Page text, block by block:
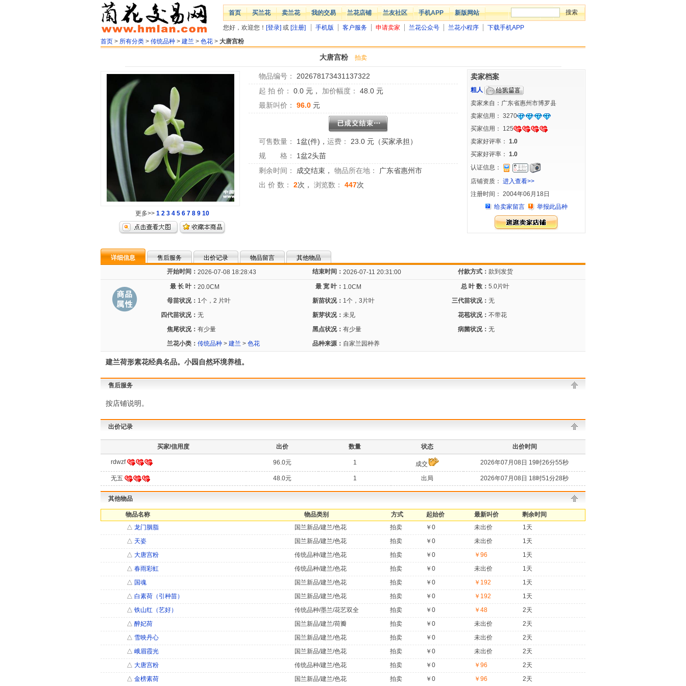
首页 买兰花 卖兰花 我的交易 兰花店铺 兰友社区 手机APP 新版网站
您好，欢迎您！ [登录] 或 [注册] 手机版 客户服务 申请卖家 兰花公众号 兰花小程序
下载手机APP
首页 > 所有分类 > 传统品种 > 建兰 > 色花 > 大唐宫粉
大唐宫粉 拍卖
更多>> 1 2 3 4 5 6 7 8 9 10
物品编号：
202678173431137322
起 拍 价：
0.0 元， 加价幅度： 48.0 元
最新叫价：
96.0 元
可售数量： 1盆(件) ， 运费：
23.0 元（买家承担）
规 格：
1盆2头苗
剩余时间：
成交结束 ， 物品所在地：
广东省惠州市
出 价 数：
2次， 浏览数： 447次
卖家档案
粗人
卖家来自：广东省惠州市博罗县
卖家信用： 3270
买家信用： 125
卖家好评率： 1.0
买家好评率： 1.0
认证信息：
店铺资质： 进入查看>>
注册时间： 2004年06月18日
给卖家留言
举报此品种
详细信息 售后服务 出价记录 物品留言
其他物品
开始时间： 2026-07-08 18:28:43 结束时间： 2026-07-11 20:31:00 付款方式： 款到发货
最 长 叶： 20.0CM 最 宽 叶： 1.0CM 总 叶 数： 5.0片叶
母苗状况： 1个，2 片叶 新苗状况： 1个，3片叶 三代苗状况： 无
四代苗状况： 无 新芽状况： 未见 花苞状况： 不带花
焦尾状况： 有少量 黑点状况： 有少量 病菌状况： 无
兰花小类： 传统品种 > 建兰 > 色花 品种来源： 自家兰园种养
建兰荷形素花经典名品。小园自然环境养植。
售后服务
按店铺说明。
出价记录
买家/信用度 出价 数量 状态 出价时间
rdwzf 96.0元 1 成交 2026年07月08日 19时26分55秒
无五 48.0元 1 出局 2026年07月08日 18时51分28秒
其他物品
物品名称 物品类别 方式 起始价 最新叫价
剩余时间
△ 龙门胭脂 国兰新品/建兰/色花 拍卖 ￥0 未出价
1天
△ 天姿 国兰新品/建兰/色花 拍卖 ￥0 未出价
1天
△ 大唐宫粉 传统品种/建兰/色花 拍卖 ￥0 ￥96
1天
△ 春雨彩虹 传统品种/建兰/色花 拍卖 ￥0 未出价
1天
△ 国魂 国兰新品/建兰/色花 拍卖 ￥0 ￥192
1天
△ 白素荷（引种苗） 国兰新品/建兰/色花 拍卖 ￥0 ￥192
1天
△ 铁山红（艺好） 传统品种/墨兰/花艺双全 拍卖 ￥0 ￥48
2天
△ 醉妃荷 国兰新品/建兰/荷瓣 拍卖 ￥0 未出价
2天
△ 雪映丹心 国兰新品/建兰/色花 拍卖 ￥0 未出价
2天
△ 峨眉霞光 国兰新品/建兰/色花 拍卖 ￥0 未出价
2天
△ 大唐宫粉 传统品种/建兰/色花 拍卖 ￥0 ￥96
2天
△ 金榜素荷 国兰新品/建兰/色花 拍卖 ￥0 ￥96 2天